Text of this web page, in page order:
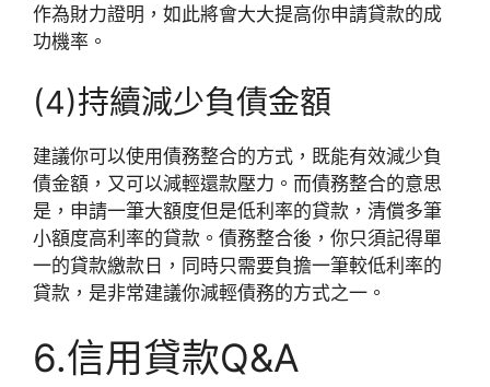
作為財力證明，如此將會大大提高你申請貸款的成
功機率。
(4)持續減少負債金額
建議你可以使用債務整合的方式，既能有效減少負
債金額，又可以減輕還款壓力。而債務整合的意思
是，申請一筆大額度但是低利率的貸款，清償多筆
小額度高利率的貸款。債務整合後，你只須記得單
一的貸款繳款日，同時只需要負擔一筆較低利率的
貸款，是非常建議你減輕債務的方式之一。
6.信用貸款Q&A